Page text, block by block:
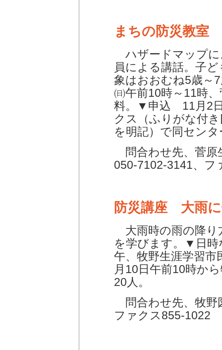
まちの防災教室
ハザードマップに
員による講話。子
象はおおむね5歳
㈰午前10時～11時
料。▼申込 11月2日
クス（ふりがな付
を明記）で同セン
問合わせ先、菅
050-7102-3141、フ
防災講座 大雨
大雨時の雨の降り
を学びます。▼日
午、牧野生涯学習
月10日午前10時か
20人。
問合わせ先、牧
ファクス855-1022